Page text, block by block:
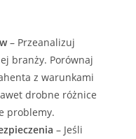
– Przeanalizuj
branży. Porównaj
z warunkami
drobne różnice
problemy.
– Jeśli